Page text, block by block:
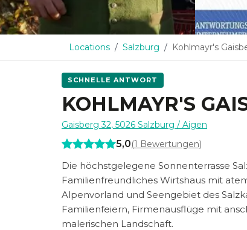
Locations Salzburg Kohlmayr's
SCHNELLE ANTWORT
KOHLMAYR'S
Gaisberg 32, 5026 Salzburg / Aigen
5,0(1 Bewertungen)
Die höchstgelegene Sonnenterrasse
Familienfreundliches Wirtshaus mit
Alpenvorland und Seengebiet des
Familienfeiern, Firmenausflüge mit
malerischen Landschaft.